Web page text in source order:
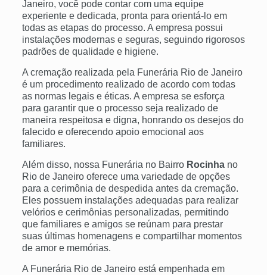
Janeiro, você pode contar com uma equipe
experiente e dedicada, pronta para orientá-lo em
todas as etapas do processo. A empresa possui
instalações modernas e seguras, seguindo rigorosos
padrões de qualidade e higiene.
A cremação realizada pela Funerária Rio de Janeiro
é um procedimento realizado de acordo com todas
as normas legais e éticas. A empresa se esforça
para garantir que o processo seja realizado de
maneira respeitosa e digna, honrando os desejos do
falecido e oferecendo apoio emocional aos
familiares.
Além disso, nossa Funerária no Bairro Rocinhano
Rio de Janeiro oferece uma variedade de opções
para a cerimônia de despedida antes da cremação.
Eles possuem instalações adequadas para realizar
velórios e cerimônias personalizadas, permitindo
que familiares e amigos se reúnam para prestar
suas últimas homenagens e compartilhar momentos
de amor e memórias.
A Funerária Rio de Janeiro está empenhada em